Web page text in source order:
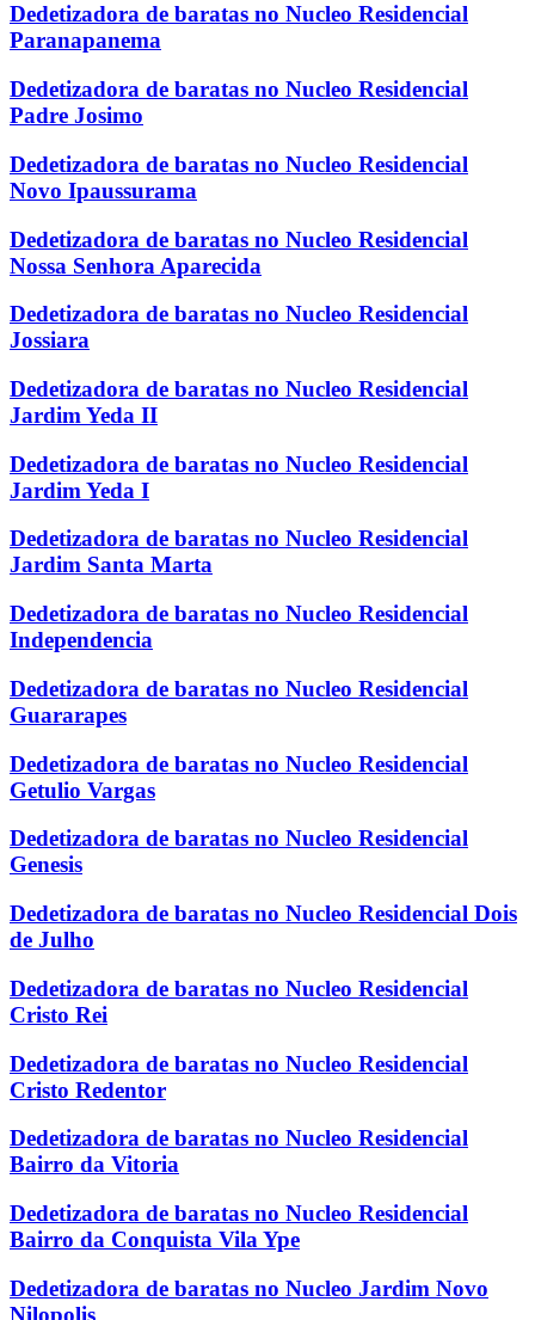
Dedetizadora de baratas no Nucleo Residencial
Paranapanema
Dedetizadora de baratas no Nucleo Residencial
Padre Josimo
Dedetizadora de baratas no Nucleo Residencial
Novo Ipaussurama
Dedetizadora de baratas no Nucleo Residencial
Nossa Senhora Aparecida
Dedetizadora de baratas no Nucleo Residencial
Jossiara
Dedetizadora de baratas no Nucleo Residencial
Jardim Yeda II
Dedetizadora de baratas no Nucleo Residencial
Jardim Yeda I
Dedetizadora de baratas no Nucleo Residencial
Jardim Santa Marta
Dedetizadora de baratas no Nucleo Residencial
Independencia
Dedetizadora de baratas no Nucleo Residencial
Guararapes
Dedetizadora de baratas no Nucleo Residencial
Getulio Vargas
Dedetizadora de baratas no Nucleo Residencial
Genesis
Dedetizadora de baratas no Nucleo Residencial Dois
de Julho
Dedetizadora de baratas no Nucleo Residencial
Cristo Rei
Dedetizadora de baratas no Nucleo Residencial
Cristo Redentor
Dedetizadora de baratas no Nucleo Residencial
Bairro da Vitoria
Dedetizadora de baratas no Nucleo Residencial
Bairro da Conquista Vila Ype
Dedetizadora de baratas no Nucleo Jardim Novo
Nilopolis